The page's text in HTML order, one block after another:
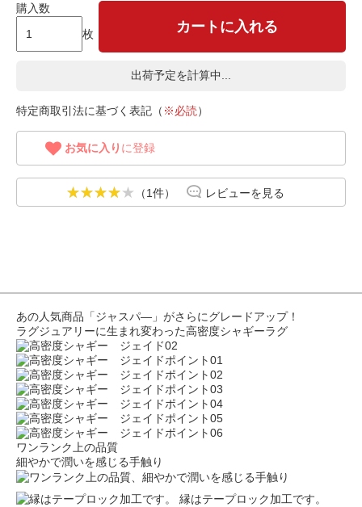
購入数
枚
カートに入れる
出荷予定を計算中...
特定商取引法に基づく表記（ ※必読）
お気に入り に登録
（1件） レビューを見る
あの人気商品「ジャスパ―」がさらにグレードアップ！
ラグジュアリーに生まれ変わった高密度シャギーラグ
ワンランク上の品質
細やかで潤いを感じる手触り
縁はテープロック加工です。